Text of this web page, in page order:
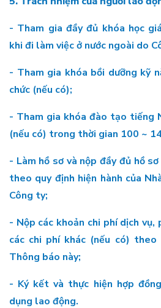
- Tham gia đầy đủ khóa học
khi đi làm việc ở nước ngoài do
- Tham gia khóa bồi dưỡng kỹ
chức (nếu có);
- Tham gia khóa đào tạo tiếng
(nếu có) trong thời gian 100 ~
- Làm hồ sơ và nộp đầy đủ hồ
theo quy định hiện hành của
Công ty;
- Nộp các khoản chi phí dịch vụ,
các chi phí khác (nếu có)
Thông báo này;
- Ký kết và thực hiện hợp
dụng lao động.